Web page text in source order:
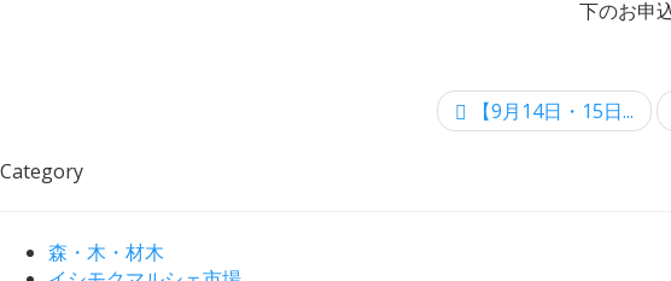
下のお申
【9月14日・15日...
Category
森・木・材木